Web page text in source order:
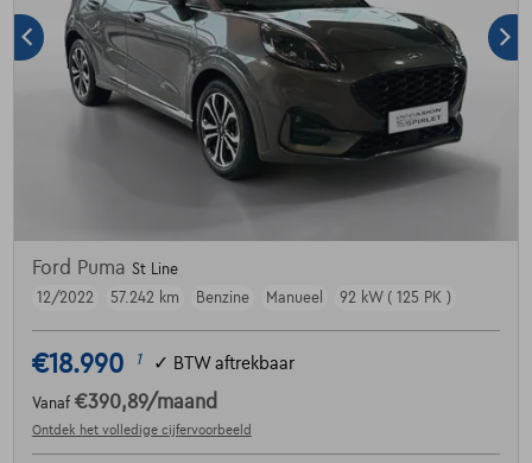
Ford Puma St Line
12/2022
57.242 km Benzine Manueel 92 kW ( 125 PK )
€18.990 1 ✓ BTW aftrekbaar
Vanaf €390,89/maand
Ontdek het volledige cijfervoorbeeld